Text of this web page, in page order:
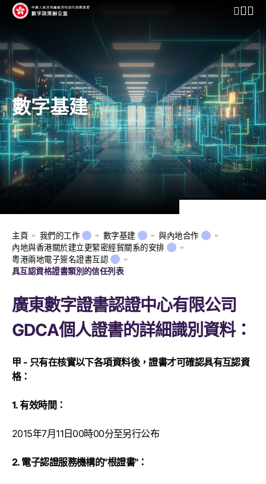
開啟行
數字基建
主頁 我們的工作 數字基建
與內地合作
內地與香港關於建立更緊密經貿關系的安排
粵港兩地電子簽名證書互認
具互認資格證書類別的信任列表
廣東數字證書認證中心有限公司
GDCA個人證書的詳細識別資料：
甲 - 只有在核實以下各項資料後，證書才可確認具有互認資
格：
1. 有效時間：
2015年7月11日00時00分至另行公布
2. 電子認證服務機構的"根證書"：